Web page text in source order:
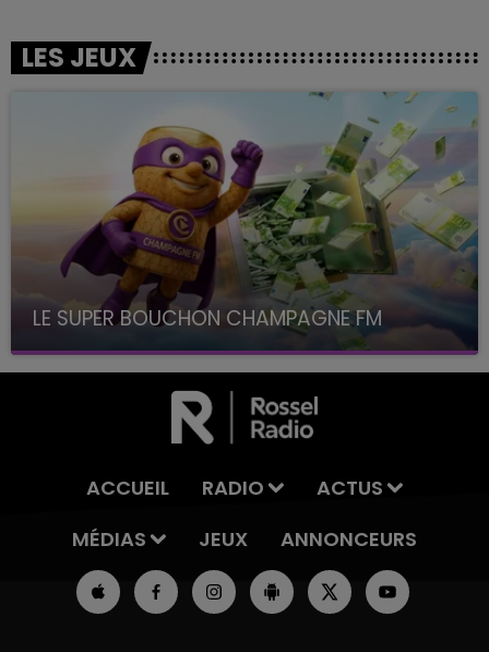
LES JEUX
LE SUPER BOUCHON CHAMPAGNE FM
avec La Famille Champagne FM, à 8H10
ACCUEIL RADIO
ACTUS
MÉDIAS
JEUX ANNONCEURS